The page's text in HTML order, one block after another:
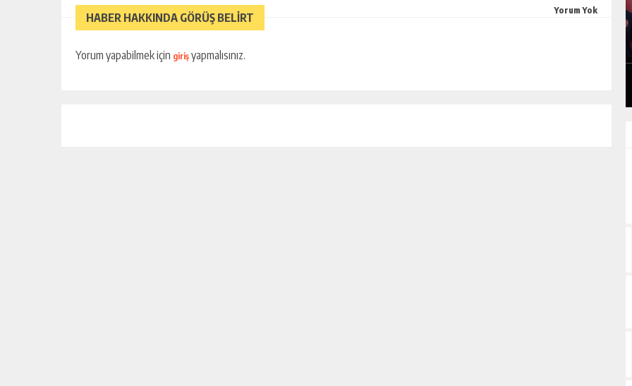
HABER HAKKINDA GÖRÜŞ BELİRT
Yorum Yok
Yorum yapabilmek için giriş yapmalısınız.
GÜNLÜK HABER AKIŞI
SIK ARIZALANAN IÇME SUYU HATTI